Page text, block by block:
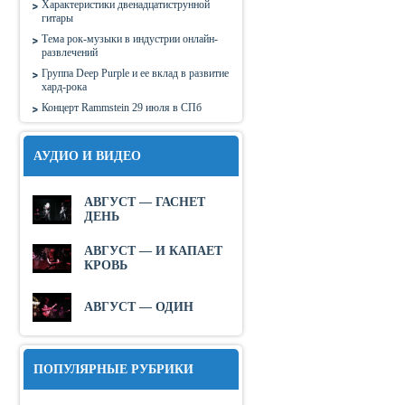
Характеристики двенадцатиструнной
гитары
Тема рок-музыки в индустрии онлайн-
развлечений
Группа Deep Purple и ее вклад в развитие
хард-рока
Концерт Rammstein 29 июля в СПб
АУДИО И ВИДЕО
АВГУСТ — ГАСНЕТ
ДЕНЬ
АВГУСТ — И КАПАЕТ
КРОВЬ
АВГУСТ — ОДИН
ПОПУЛЯРНЫЕ РУБРИКИ